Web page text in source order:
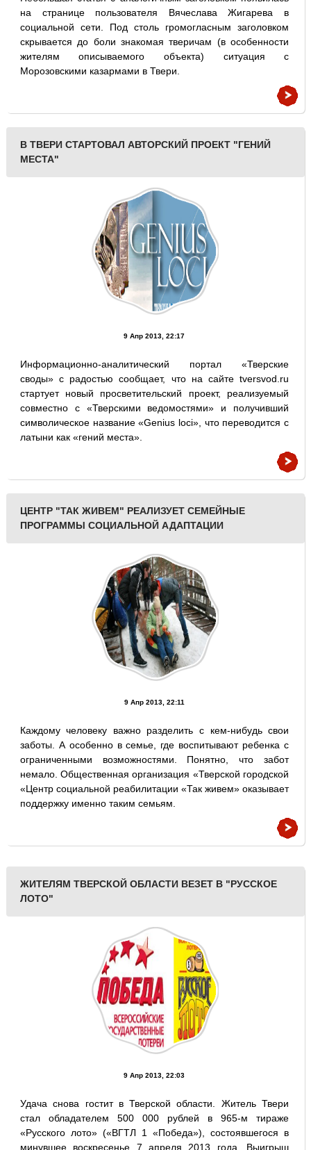
на странице пользователя Вячеслава Жигарева в
социальной сети. Под столь громогласным заголовком
скрывается до боли знакомая тверичам (в особенности
жителям описываемого объекта) ситуация с
Морозовскими казармами в Твери.
В ТВЕРИ СТАРТОВАЛ АВТОРСКИЙ ПРОЕКТ "ГЕНИЙ
МЕСТА"
9 Апр 2013, 22:17
Информационно-аналитический портал «Тверские
своды» с радостью сообщает, что на сайте tversvod.ru
стартует новый просветительский проект, реализуемый
совместно с «Тверскими ведомостями» и получивший
символическое название «Genius loci», что переводится с
латыни как «гений места».
ЦЕНТР "ТАК ЖИВЕМ" РЕАЛИЗУЕТ СЕМЕЙНЫЕ
ПРОГРАММЫ СОЦИАЛЬНОЙ АДАПТАЦИИ
9 Апр 2013, 22:11
Каждому человеку важно разделить с кем-нибудь свои
заботы. А особенно в семье, где воспитывают ребенка с
ограниченными возможностями. Понятно, что забот
немало. Общественная организация «Тверской городской
«Центр социальной реабилитации «Так живем» оказывает
поддержку именно таким семьям.
ЖИТЕЛЯМ ТВЕРСКОЙ ОБЛАСТИ ВЕЗЕТ В "РУССКОЕ
ЛОТО"
9 Апр 2013, 22:03
Удача снова гостит в Тверской области. Житель Твери
стал обладателем 500 000 рублей в 965-м тираже
«Русского лото» («ВГТЛ 1 «Победа»), состоявшегося в
минувшее воскресенье 7 апреля 2013 года. Выигрыш